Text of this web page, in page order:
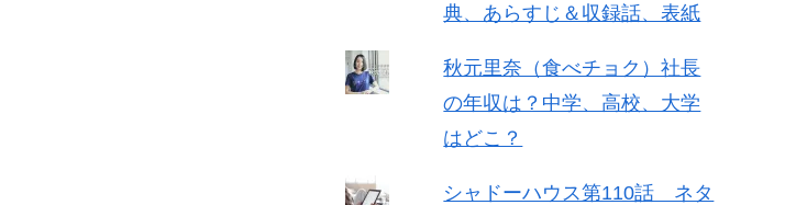
典、あらすじ＆収録話、表紙
秋元里奈（食べチョク）社長
の年収は？中学、高校、大学
はどこ？
シャドーハウス第110話 ネタ